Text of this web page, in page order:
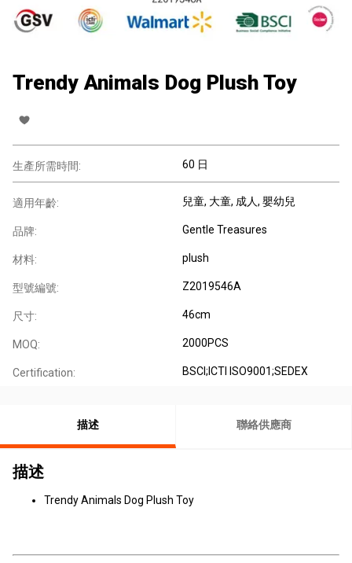
Trendy Animals Dog Plush Toy
生產所需時間: 60 日
適用年齡: 兒童, 大童, 成人, 嬰幼兒
品牌: Gentle Treasures
材料: plush
型號編號: Z2019546A
尺寸: 46cm
MOQ: 2000PCS
Certification: BSCI;ICTI ISO9001;SEDEX
描述 聯絡供應商
描述
Trendy Animals Dog Plush Toy